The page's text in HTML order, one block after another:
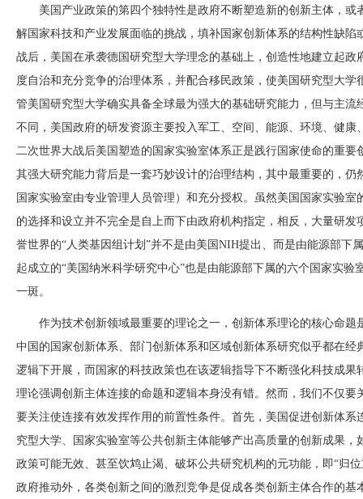
美国产业政策的第四个独特性是政府不断塑造新的创新主体，
解国家科技和产业发展面临的挑战，填补国家创新体系的结构性缺
战后，美国在承袭德国研究型大学理念的基础上，创造性地建立起
度自治和充分竞争的治理体系，并配合移民政策，使美国研究型大
管美国研究型大学确实具备全球最为强大的基础研究能力，但与主
不同，美国政府的研发资源主要投入军工、空间、能源、环境、健
二次世界大战后美国塑造的国家实验室体系正是践行国家使命的重
其强大研究能力背后是一套巧妙设计的治理结构，其中最重要的，
国家实验室由专业管理人员管理）和充分授权。虽然美国国家实验
的选择和设立并不完全是自上而下由政府机构指定，相反，大量研
誉世界的“人类基因组计划”并不是由美国NIH提出、而是由能源部下
起成立的“美国纳米科学研究中心”也是由能源部下属的六个国家实
一斑。
作为技术创新领域最重要的理论之一，创新体系理论的核心命
中国的国家创新体系、部门创新体系和区域创新体系研究似乎都在
逻辑下开展，而国家的科技政策也在该逻辑指导下不断强化科技成
理论强调创新主体连接的命题和逻辑本身没有错。然而，我们不仅
要关注使连接有效发挥作用的前置性条件。首先，美国促进创新体
究型大学、国家实验室等公共创新主体能够产出高质量的创新成果
政策可能无效、甚至饮鸩止渴、破坏公共研究机构的元功能，即“归
政府推动外，各类创新之间的激烈竞争是促成各类创新主体合作的